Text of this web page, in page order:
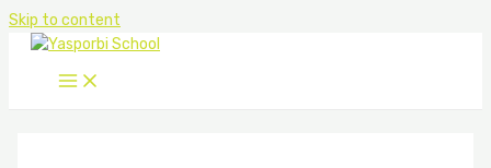
Skip to content